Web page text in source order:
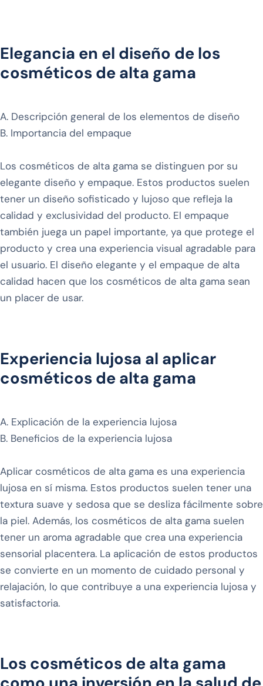
Elegancia en el diseño de los
cosméticos de alta gama
A. Descripción general de los elementos de diseño
B. Importancia del empaque
Los cosméticos de alta gama se distinguen por su
elegante diseño y empaque. Estos productos suelen
tener un diseño sofisticado y lujoso que refleja la
calidad y exclusividad del producto. El empaque
también juega un papel importante, ya que protege el
producto y crea una experiencia visual agradable para
el usuario. El diseño elegante y el empaque de alta
calidad hacen que los cosméticos de alta gama sean
un placer de usar.
Experiencia lujosa al aplicar
cosméticos de alta gama
A. Explicación de la experiencia lujosa
B. Beneficios de la experiencia lujosa
Aplicar cosméticos de alta gama es una experiencia
lujosa en sí misma. Estos productos suelen tener una
textura suave y sedosa que se desliza fácilmente sobre
la piel. Además, los cosméticos de alta gama suelen
tener un aroma agradable que crea una experiencia
sensorial placentera. La aplicación de estos productos
se convierte en un momento de cuidado personal y
relajación, lo que contribuye a una experiencia lujosa y
satisfactoria.
Los cosméticos de alta gama